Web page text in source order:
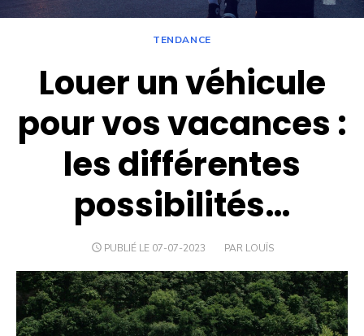
TENDANCE
Louer un véhicule
pour vos vacances :
les différentes
possibilités…
PUBLIÉ LE 07-07-2023 PAR LOUÏS